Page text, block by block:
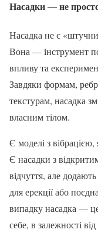
Насадки — не
Насадка не є
Вона — інструмент
впливу та
Завдяки формам,
текстурам, насадка
власним тілом.
Є моделі з
Є насадки з
відчуття, але
для ерекції або
випадку насадка —
себе, в залежності